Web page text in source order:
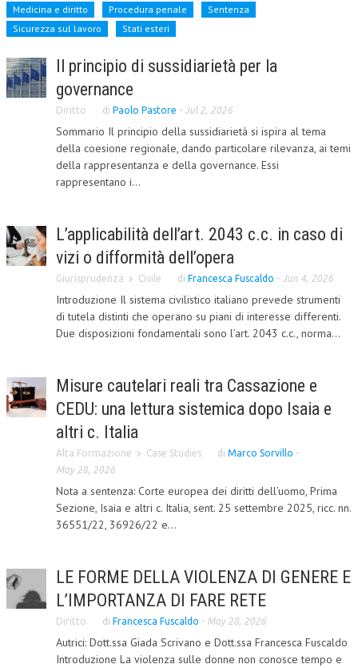
CORSI CE.S.E.D.
DIVENTA SOCIO
BROCHURE CE.S.E.D.
LA RIVISTA
LA RIVISTA
COMITATO EDITORIALE
REDAZIONE
PEER REVIEW
CODICE ETICO
COLLABORA CON NOI
ECONOMIA
CORPORATE SOCIAL RESPONSIBILITY
ECONOMIA DELL’ARTE
INTERNAZIONALIZZAZIONE
MARKETING
TREASURY IN FINANCIAL SERVICES
RISK MANAGEMENT
Medicina e diritto
Procedura penale
Sentenza
Sicurezza sul lavoro
Stati esteri
Il principio di sussidiarietà per la
governance
Diritto di Paolo Pastore - Jul 2, 2026
Sommario Il principio della sussidiarietà si ispira al tema
della coesione regionale, dando particolare rilevanza, ai temi
della rappresentanza e della governance. Essi
rappresentano i...
L’applicabilità dell’art. 2043 c.c. in caso di
vizi o difformità dell’opera
Giurisprudenza Civile di Francesca Fuscaldo - Jun 4, 2026
Introduzione Il sistema civilistico italiano prevede strumenti
di tutela distinti che operano su piani di interesse differenti.
Due disposizioni fondamentali sono l’art. 2043 c.c., norma...
Misure cautelari reali tra Cassazione e
CEDU: una lettura sistemica dopo Isaia e
altri c. Italia
Alta Formazione Case Studies di Marco Sorvillo -
May 28, 2026
Nota a sentenza: Corte europea dei diritti dell’uomo, Prima
Sezione, Isaia e altri c. Italia, sent. 25 settembre 2025, ricc. nn.
36551/22, 36926/22 e...
LE FORME DELLA VIOLENZA DI GENERE E
L’IMPORTANZA DI FARE RETE
Diritto di Francesca Fuscaldo - May 28, 2026
Autrici: Dott.ssa Giada Scrivano e Dott.ssa Francesca Fuscaldo
Introduzione La violenza sulle donne non conosce tempo e